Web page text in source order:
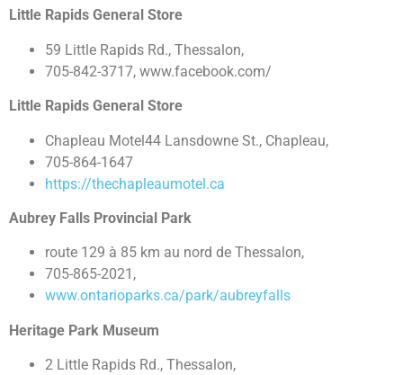
Little Rapids General Store
59 Little Rapids Rd., Thessalon,
705-842-3717, www.facebook.com/
Little Rapids General Store
Chapleau Motel44 Lansdowne St., Chapleau,
705-864-1647
https://thechapleaumotel.ca
Aubrey Falls Provincial Park
route 129 à 85 km au nord de Thessalon,
705-865-2021,
www.ontarioparks.ca/park/aubreyfalls
Heritage Park Museum
2 Little Rapids Rd., Thessalon,